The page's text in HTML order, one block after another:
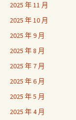
2025 年 11 月
2025 年 10 月
2025 年 9 月
2025 年 8 月
2025 年 7 月
2025 年 6 月
2025 年 5 月
2025 年 4 月